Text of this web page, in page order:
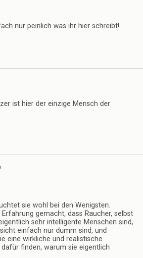
die gestutzte Hecke wuchert. Dumme
Dieter Bohlen für’n Musiker. Dumme
dass sie die absolute Wahrheit
Menschen rufen gern aus :“Das sollte
Dumme Menschen fragen nach
zu ernst war (Soll ja keinem weh tun).
natürlich nur im Affekt.
sie auch nicht kaputt. Resultat:
Menschen rule the world, oder,
?
machen unnötig lange
dumme Menschen müssen anderen
durch unnötig komplizierte Text von
überzeugen, Dumme Menschen geben
scheiß und dumme Menschen
hintereinander im Lotto und stellen
dass sie 2 mal eine Wiederholung
eigentlich gar keinen Fernseher haben
Land „Mikato La Kukeratscha“ heißt